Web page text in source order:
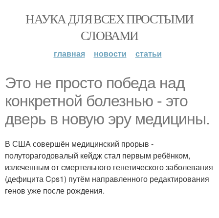
НАУКА ДЛЯ ВСЕХ ПРОСТЫМИ
СЛОВАМИ
главная новости статьи
Это не просто победа над
конкретной болезнью - это
дверь в новую эру медицины.
В США совершён медицинский прорыв -
полуторагодовалый кейдж стал первым ребёнком,
излеченным от смертельного генетического заболевания
(дефицита Cps1) путём направленного редактирования
генов уже после рождения.